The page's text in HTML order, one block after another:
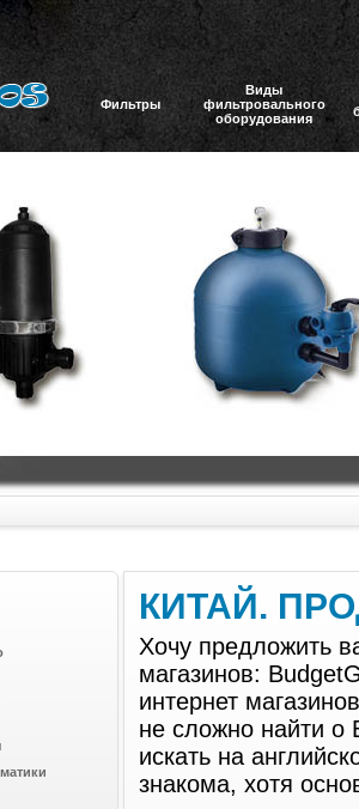
Фильтры
Виды
фильтровального
оборудования
КИТАЙ.
Хочу предложить
магазинов:
интернет
не сложно найти о
искать на
знакома, хотя